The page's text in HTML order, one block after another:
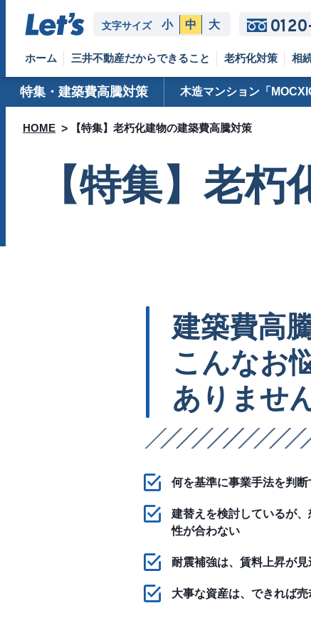
文字サイズ 小 中 大
ホーム 三井不動産だからできること 老朽化対策 相
特集・建築費高騰対策 木造マンション「
HOME 【特集】老朽化建物の建築費高騰対策
【特集】老
建築費高
こんなお
ありませ
何を基準に事業手法を判
建替えを検討しているが
性が合わない
耐震補強は、賃料上昇が
大事な資産は、できれば